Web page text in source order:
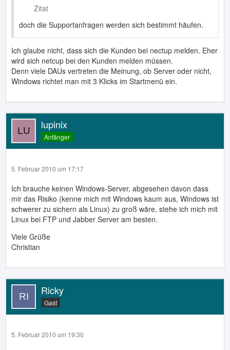
Zitat
doch die Supportanfragen werden sich bestimmt häufen.
Ich glaube nicht, dass sich die Kunden bei nectup melden. Eher
wird sich netcup bei den Kunden melden müssen.
Denn viele DAUs vertreten die Meinung, ob Server oder nicht,
Windows richtet man mit 3 Klicks im Startmenü ein.
lupinix
Anfänger
5. Februar 2010 um 17:17
Ich brauche keinen Windows-Server, abgesehen davon dass
mir das Risiko (kenne mich mit Windows kaum aus, Windows ist
schwerer zu sichern als Linux) zu groß wäre, stehe ich mich mit
Linux bei FTP und Jabber Server am besten.
Viele Grüße
Christian
Ricky
Gast
5. Februar 2010 um 19:30